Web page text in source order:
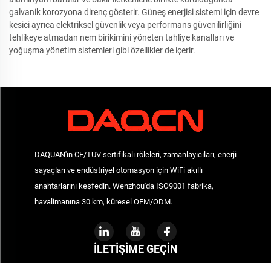
galvanik korozyona direnç gösterir. Güneş enerjisi sistemi için devre
kesici ayrıca elektriksel güvenlik veya performans güvenilirliğini
tehlikeye atmadan nem birikimini yöneten tahliye kanalları ve
yoğuşma yönetim sistemleri gibi özellikler de içerir.
DAQUAN'ın CE/TUV sertifikalı röleleri, zamanlayıcıları, enerji
sayaçları ve endüstriyel otomasyon için WiFi akıllı
anahtarlarını keşfedin. Wenzhou'da ISO9001 fabrika,
havalimanına 30 km, küresel OEM/ODM.
İLETIŞIME GEÇIN